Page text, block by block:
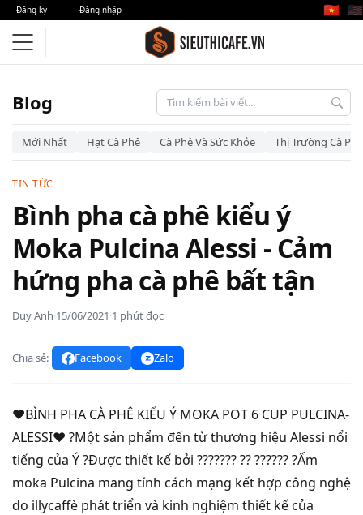
Đăng ký Đăng nhập 🇻🇳 🇺🇸
Blog
Mới Nhất Hạt Cà Phê Cà Phê Và Sức Khỏe Thị Trường Cà Phê
TIN TỨC
Bình pha cà phê kiểu ý
Moka Pulcina Alessi - Cảm
hứng pha cà phê bất tận
Duy Anh·15/06/2021·1 phút đọc
Chia sẻ: Facebook Zalo
♥️BÌNH PHA CÀ PHÊ KIỂU Ý MOKA POT 6 CUP PULCINA-
ALESSI♥️ ?Một sản phẩm đến từ thương hiệu Alessi nổi
tiếng của Ý ?Được thiết kế bởi ??????? ?? ?????? ?Ấm
moka Pulcina mang tính cách mạng kết hợp công nghệ
do illycaffè phát triển và kinh nghiệm thiết kế của